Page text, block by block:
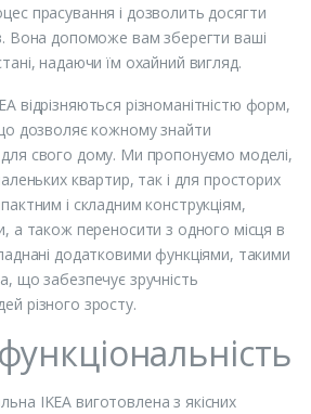
прасування і дозволить досягти
Вона допоможе вам зберегти ваші
надаючи їм охайний вигляд.
відрізняються різноманітністю форм,
дозволяє кожному знайти
свого дому. Ми пропонуємо моделі,
квартир, так і для просторих
і складним конструкціям,
а також переносити з одного місця в
додатковими функціями, такими
що забезпечує зручність
різного зросту.
IKEA виготовлена з якісних